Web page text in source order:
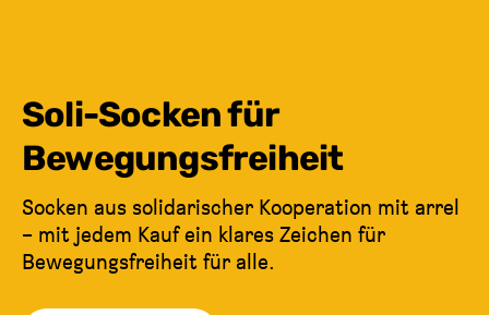
Soli-Socken für
Bewegungsfreiheit
Socken aus solidarischer Kooperation mit arrel
– mit jedem Kauf ein klares Zeichen für
Bewegungsfreiheit für alle.